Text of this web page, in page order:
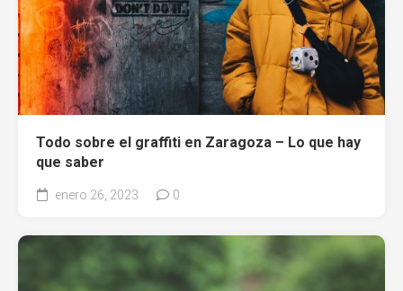
Todo sobre el graffiti en Zaragoza – Lo que hay
que saber
enero 26, 2023 0